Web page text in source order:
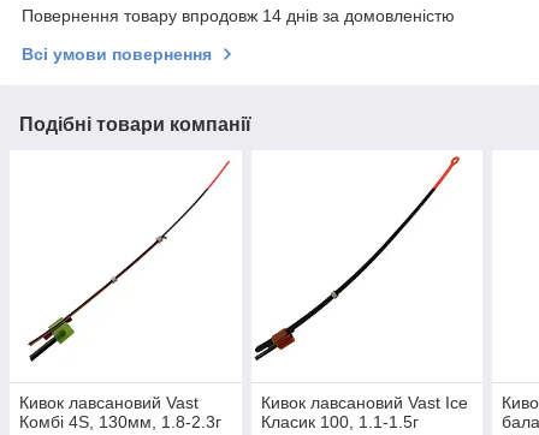
Повернення товару впродовж 14 днів за домовленістю
Всі умови повернення
Подібні товари компанії
Кивок лавсановий Vast
Комбі 4S, 130мм, 1.8-2.3г
Кивок лавсановий Vast Ice
Класик 100, 1.1-1.5г